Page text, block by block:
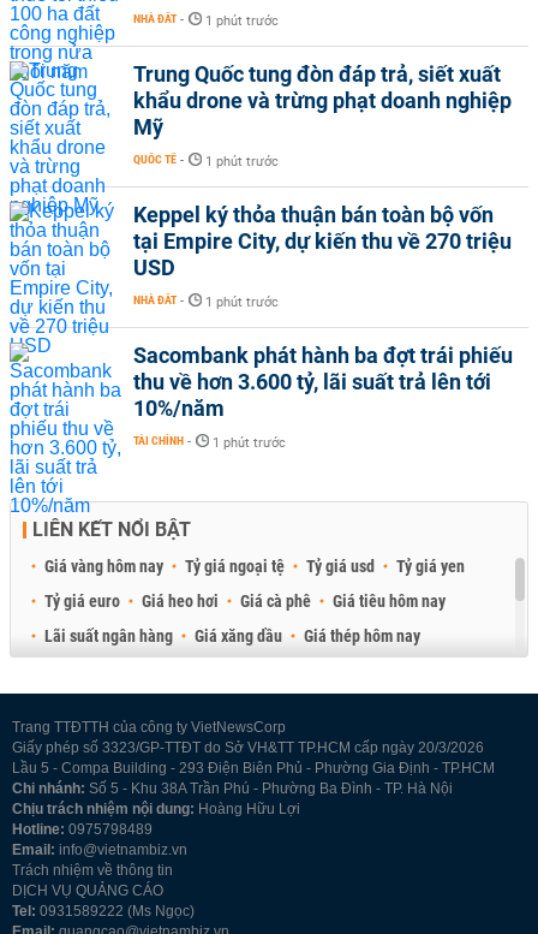
NHÀ ĐẤT - 1 phút trước
Trung Quốc tung đòn đáp trả, siết xuất
khẩu drone và trừng phạt doanh nghiệp
Mỹ
QUỐC TẾ - 1 phút trước
Keppel ký thỏa thuận bán toàn bộ vốn
tại Empire City, dự kiến thu về 270 triệu
USD
NHÀ ĐẤT - 1 phút trước
Sacombank phát hành ba đợt trái phiếu
thu về hơn 3.600 tỷ, lãi suất trả lên tới
10%/năm
TÀI CHÍNH - 1 phút trước
LIÊN KẾT NỔI BẬT
Giá vàng hôm nay Tỷ giá ngoại tệ Tỷ giá usd
Tỷ giá yen
Tỷ giá euro
Giá heo hơi Giá cà phê
Giá tiêu hôm nay
Lãi suất ngân hàng
Giá xăng dầu
Giá thép hôm nay
Trang TTĐTTH của công ty VietNewsCorp
Giấy phép số 3323/GP-TTĐT do Sở VH&TT TP.HCM cấp ngày 20/3/2026
Lầu 5 - Compa Building - 293 Điện Biên Phủ - Phường Gia Định - TP.HCM
Chi nhánh: Số 5 - Khu 38A Trần Phú - Phường Ba Đình - TP. Hà Nội
Chịu trách nhiệm nội dung: Hoàng Hữu Lợi
Hotline: 0975798489
Email: info@vietnambiz.vn
Trách nhiệm về thông tin
DỊCH VỤ QUẢNG CÁO
Tel: 0931589222 (Ms Ngọc)